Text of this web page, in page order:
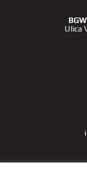
Ulica